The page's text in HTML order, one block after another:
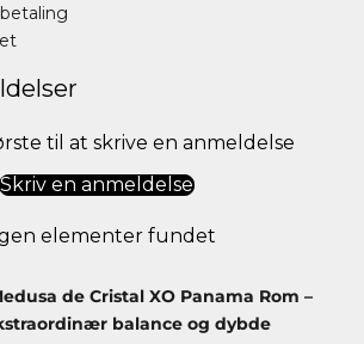
til at skrive en anmeldelse
Skriv en anmeldelse
elementer fundet
de Cristal XO Panama Rom –
balance og dybde